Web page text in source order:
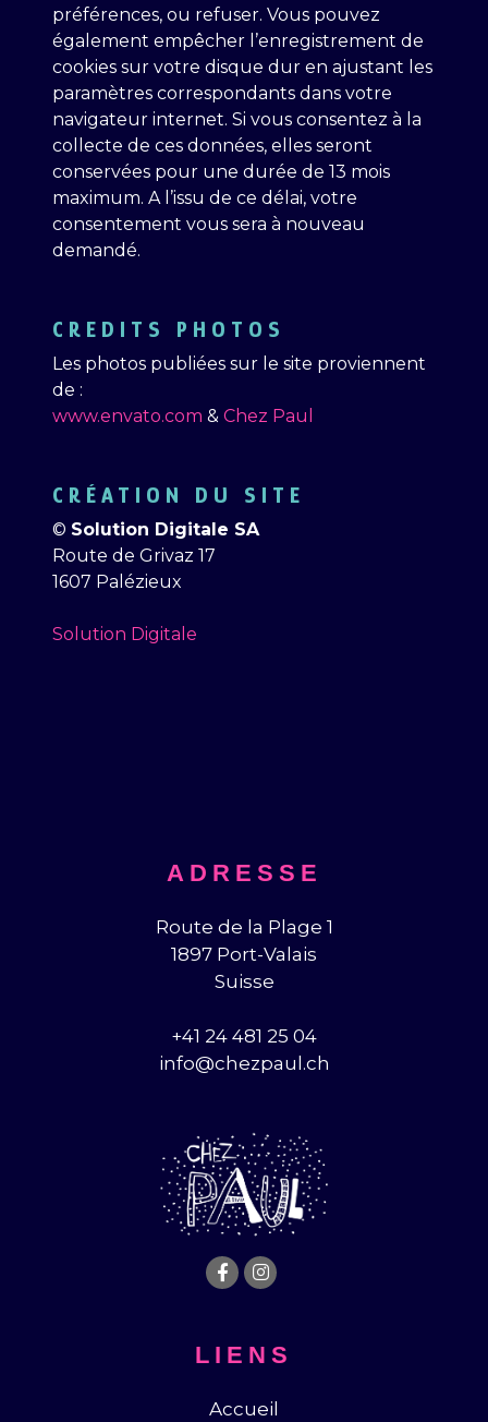
préférences, ou refuser. Vous pouvez
également empêcher l’enregistrement de
cookies sur votre disque dur en ajustant les
paramètres correspondants dans votre
navigateur internet. Si vous consentez à la
collecte de ces données, elles seront
conservées pour une durée de 13 mois
maximum. A l’issu de ce délai, votre
consentement vous sera à nouveau
demandé.
CREDITS PHOTOS
Les photos publiées sur le site proviennent
de :
www.envato.com & Chez Paul
CRÉATION DU SITE
© Solution Digitale SA
Route de Grivaz 17
1607 Palézieux
Solution Digitale
ADRESSE
Route de la Plage 1
1897 Port-Valais
Suisse
+41 24 481 25 04
info@chezpaul.ch
LIENS
Accueil